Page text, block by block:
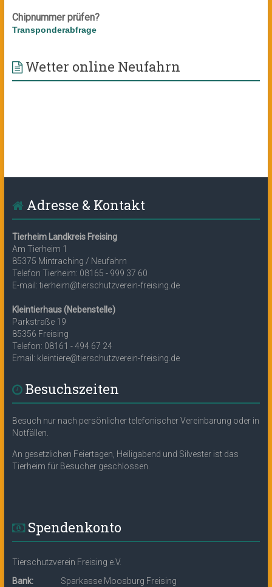
Chipnummer prüfen?
Transponderabfrage
Wetter online Neufahrn
Adresse & Kontakt
Tierheim Landkreis Freising
Am Tierheim 1
85375 Mintraching / Neufahrn
Telefon Tierheim: 08165 - 999 37 60
E-mail: tierheim@tierschutzverein-freising.de
Kleintierhaus (Nebenstelle)
Parkstraße 19
85356 Freising
Telefon: 08161 - 494 67 24
Email: kleintiere@tierschutzverein-freising.de
Besuchszeiten
Besuch nur nach persönlicher telefonischer Vereinbarung oder in
Notfällen.
An gesetzlichen Feiertagen, Heiligabend und Silvester ist das
Tierheim für Besucher geschlossen.
Spendenkonto
Tierschutzverein Freising e.V.
Bank:
Sparkasse Moosburg Freising